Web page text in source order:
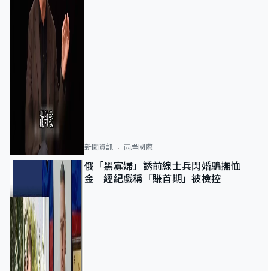
新聞資訊 兩岸國際
俄「黑寡婦」誘前線士兵閃婚騙撫恤
金 經紀戲稱「賺首期」被檢控